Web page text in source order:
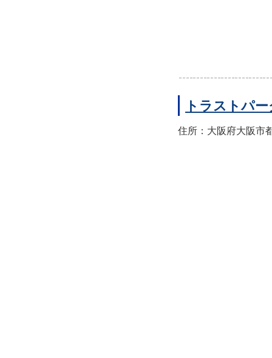
トラストパ
住所：大阪府大阪市